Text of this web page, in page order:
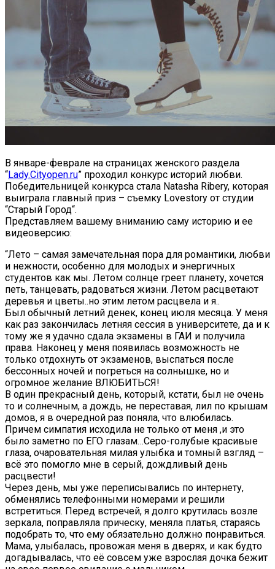
В январе-феврале на страницах женского раздела
“Lady.Cityopen.ru” проходил конкурс историй любви.
Победительницей конкурса стала Natasha Ribery, которая
выиграла главный приз – съемку Lovestory от студии
“Старый Город“.
Представляем вашему вниманию саму историю и ее
видеоверсию:
“Лето – самая замечательная пора для романтики, любви
и нежности, особенно для молодых и энергичных
студентов как мы. Летом солнце греет планету, хочется
петь, танцевать, радоваться жизни. Летом расцветают
деревья и цветы..но этим летом расцвела и я..
Был обычный летний денек, конец июля месяца. У меня
как раз закончилась летняя сессия в университете, да и к
тому же я удачно сдала экзамены в ГАИ и получила
права. Наконец у меня появилась возможность не
только отдохнуть от экзаменов, выспаться после
бессонных ночей и погреться на солнышке, но и
огромное желание ВЛЮБИТЬСЯ!
В один прекрасный день, который, кстати, был не очень
то и солнечным, а дождь, не переставая, лил по крышам
домов, я в очередной раз поняла, что влюбилась.
Причем симпатия исходила не только от меня ,и это
было заметно по ЕГО глазам…Серо-голубые красивые
глаза, очаровательная милая улыбка и томный взгляд –
всё это помогло мне в серый, дождливый день
расцвести!
Через день, мы уже переписывались по интернету,
обменялись телефонными номерами и решили
встретиться. Перед встречей, я долго крутилась возле
зеркала, поправляла прическу, меняла платья, стараясь
подобрать то, что ему обязательно должно понравиться.
Мама, улыбалась, провожая меня в дверях, и как будто
догадывалась, что её совсем уже взрослая дочка бежит